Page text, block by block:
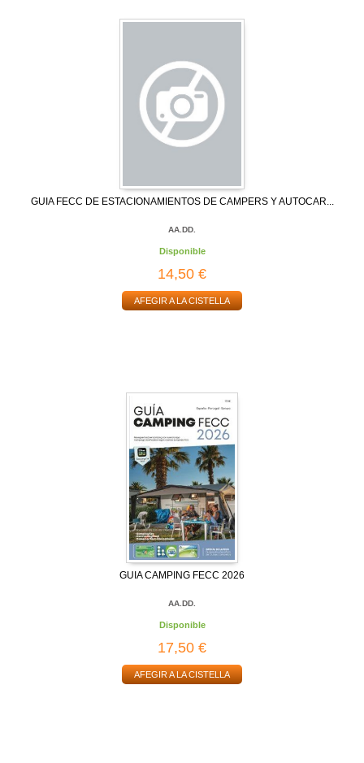
GUIA FECC DE ESTACIONAMIENTOS DE CAMPERS Y AUTOCAR...
AA.DD.
Disponible
14,50 €
AFEGIR A LA CISTELLA
GUIA CAMPING FECC 2026
AA.DD.
Disponible
17,50 €
AFEGIR A LA CISTELLA